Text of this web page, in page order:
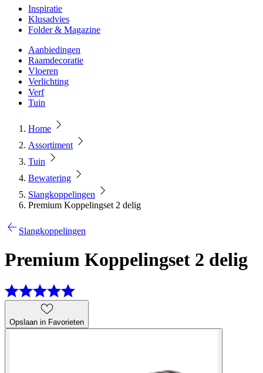
Inspiratie
Klusadvies
Folder & Magazine
Aanbiedingen
Raamdecoratie
Vloeren
Verlichting
Verf
Tuin
Home
Assortiment
Tuin
Bewatering
Slangkoppelingen
Premium Koppelingset 2 delig
Slangkoppelingen
Premium Koppelingset 2 delig
Opslaan in Favorieten